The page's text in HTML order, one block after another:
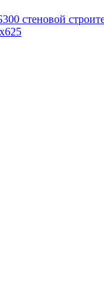
стеновой